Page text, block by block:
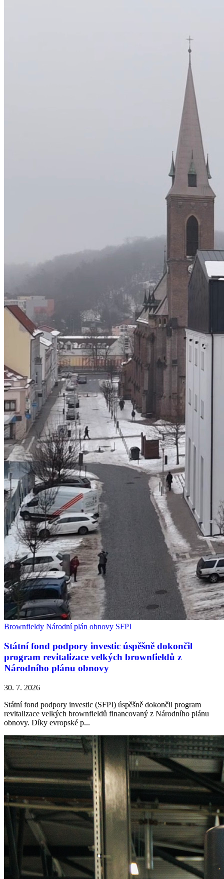
Brownfieldy Národní plán obnovy SFPI
Státní fond podpory investic úspěšně dokončil
program revitalizace velkých brownfieldů z
Národního plánu obnovy
30. 7. 2026
Státní fond podpory investic (SFPI) úspěšně dokončil program
revitalizace velkých brownfieldů financovaný z Národního plánu
obnovy. Díky evropské p...